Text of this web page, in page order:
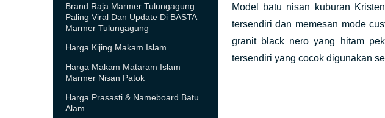
Model batu nisan kuburan
tersendiri dan memesan mode
granit black nero yang hitam
tersendiri yang cocok digunakan
Brand Raja Marmer Tulungagung
Paling Viral Dan Update Di BASTA
Marmer Tulungagung
Harga Kijing Makam Islam
Harga Makam Mataram Islam
Marmer Nisan Patok
Harga Prasasti & Nameboard Batu
Alam